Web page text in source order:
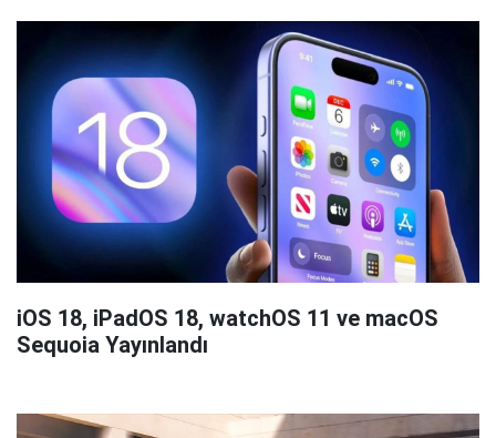
iOS 18, iPadOS 18, watchOS 11 ve macOS
Sequoia Yayınlandı